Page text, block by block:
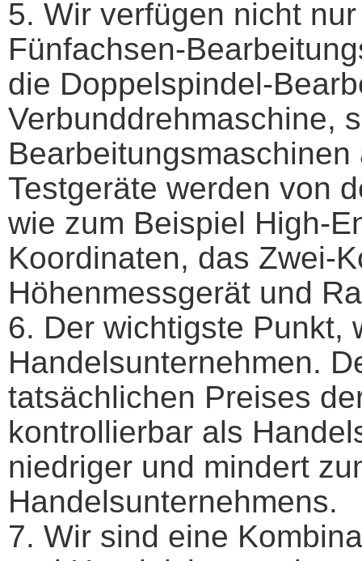
5. Wir verfügen nicht
Fünfachsen-
die Doppelspindel-
Verbunddrehmaschine,
Testgeräte werden von
wie zum Beispiel High-
Koordinaten, das Zwei-
Höhenmessgerät und
6. Der wichtigste Punkt,
Handelsunternehmen.
tatsächlichen Preises
kontrollierbar als
niedriger und mindert
Handelsunternehmens.
7. Wir sind eine